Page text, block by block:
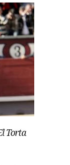
Torta